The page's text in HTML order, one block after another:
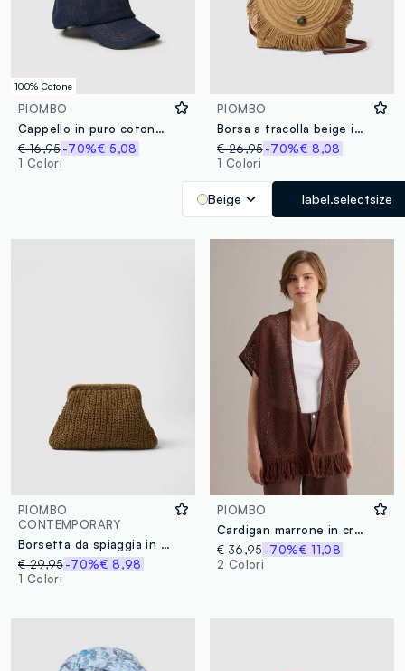
100% Cotone
PIOMBO
Cappello in puro cotone blu
€ 16,95-70%€ 5,08
1 Colori
PIOMBO
Borsa a tracolla beige in misto tessuto carta con frange
€ 26,95 -70%€ 8,08
1 Colori
Beige label.selectsize
PIOMBO
CONTEMPORARY
Borsetta da spiaggia in puro tessuto carta marrone
€ 29,95-70%€ 8,98
1 Colori
PIOMBO
Cardigan marrone in crochet di misto viscosa con frange regular fit
€ 36,95 -70%€ 11,08
2 Colori